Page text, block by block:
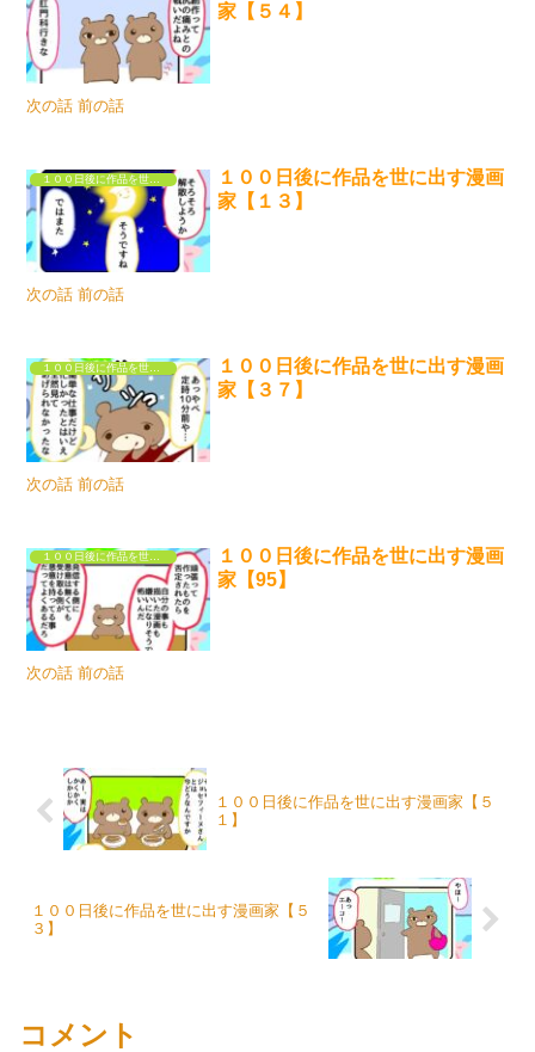
家【５４】
次の話 前の話
１００日後に作品を世に出す漫画家
１００日後に作品を世に出す漫画
家【１３】
次の話 前の話
１００日後に作品を世に出す漫画家
１００日後に作品を世に出す漫画
家【３７】
次の話 前の話
１００日後に作品を世に出す漫画家
１００日後に作品を世に出す漫画
家【95】
次の話 前の話
１００日後に作品を世に出す漫画家【５
１】
１００日後に作品を世に出す漫画家【５
３】
コメント